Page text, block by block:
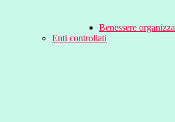
Benessere
Enti controllati